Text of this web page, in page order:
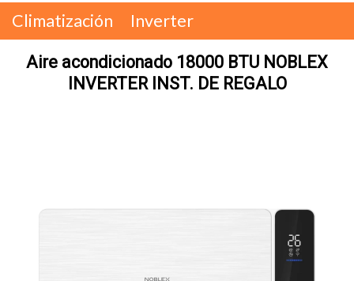
Climatización Inverter
Aire acondicionado 18000 BTU NOBLEX
INVERTER INST. DE REGALO